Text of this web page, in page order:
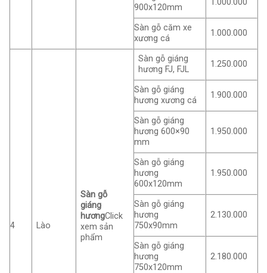
900x120mm
1.000.000
Sàn gỗ căm xe
xương cá
1.000.000
4 Lào
Sàn gỗ
giáng
hươngClick
xem sản
phẩm
Sàn gỗ giáng
hương FJ, FJL
1.250.000
Sàn gỗ giáng
hương xương cá
1.900.000
Sàn gỗ giáng
hương 600×90
mm
1.950.000
Sàn gỗ giáng
hương
600x120mm
1.950.000
Sàn gỗ giáng
hương
750x90mm
2.130.000
Sàn gỗ giáng
hương
750x120mm
2.180.000